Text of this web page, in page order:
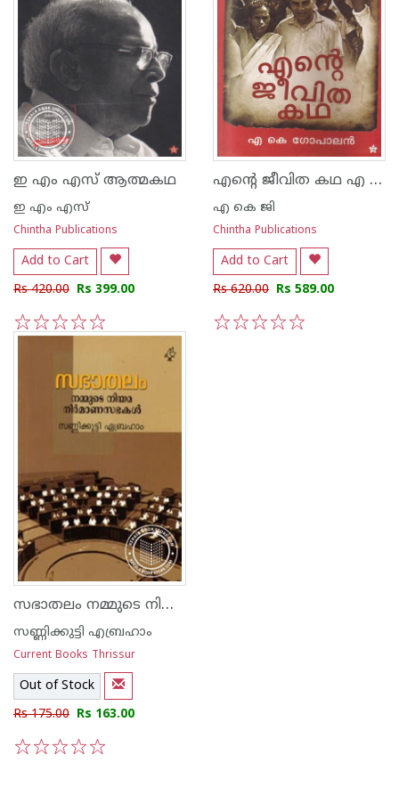
ഇ എം എസ് ആത്മകഥ
ഇ എം എസ്
Chintha Publications
Add to Cart
Rs 420.00 Rs 399.00
5
4
3
2
1
എന്റെ ജീവിത കഥ എ കെ ജി
എ കെ ജി
Chintha Publications
Add to Cart
Rs 620.00 Rs 589.00
സഭാതലം നമ്മുടെ നിയമ നിര്‍മ്മാണ സഭകള്‍
സണ്ണിക്കുട്ടി എബ്രഹാം
Current Books Thrissur
Out of Stock
Rs 175.00 Rs 163.00